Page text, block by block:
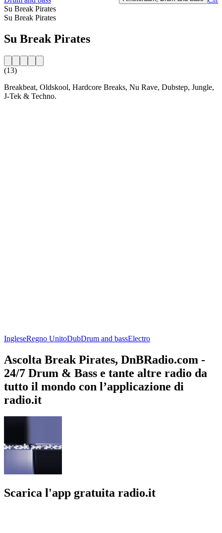
Su Break Pirates
Su Break Pirates
Su Break Pirates
(13)
Breakbeat, Oldskool, Hardcore Breaks, Nu Rave, Dubstep, Jungle,
J-Tek & Techno.
IngleseRegno UnitoDubDrum and bassElectro
Ascolta Break Pirates, DnBRadio.com -
24/7 Drum & Bass e tante altre radio da
tutto il mondo con l’applicazione di
radio.it
Scarica l'app gratuita radio.it